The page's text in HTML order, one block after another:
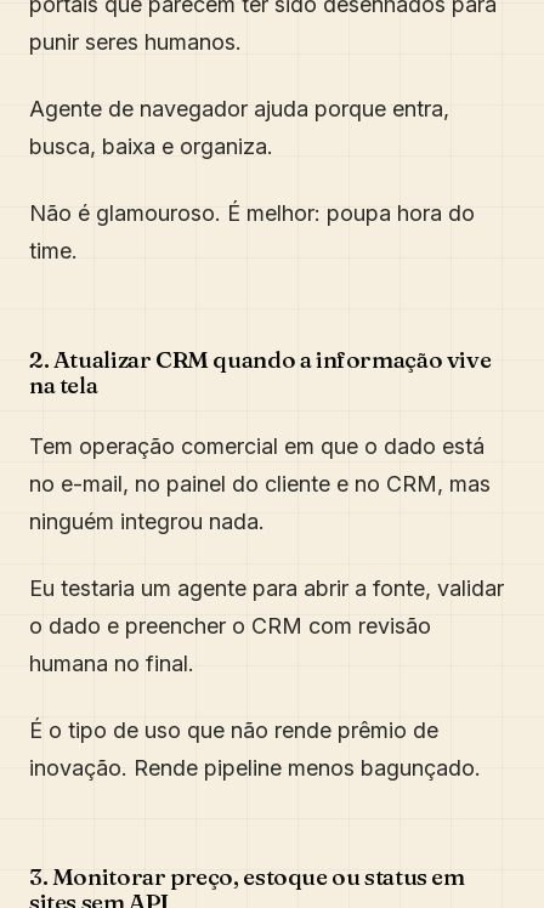
punir seres humanos.
Agente de navegador ajuda porque entra,
busca, baixa e organiza.
Não é glamouroso. É melhor: poupa hora do
time.
2. Atualizar CRM quando a informação vive
na tela
Tem operação comercial em que o dado está
no e-mail, no painel do cliente e no CRM, mas
ninguém integrou nada.
Eu testaria um agente para abrir a fonte, validar
o dado e preencher o CRM com revisão
humana no final.
É o tipo de uso que não rende prêmio de
inovação. Rende pipeline menos bagunçado.
3. Monitorar preço, estoque ou status em
sites sem API